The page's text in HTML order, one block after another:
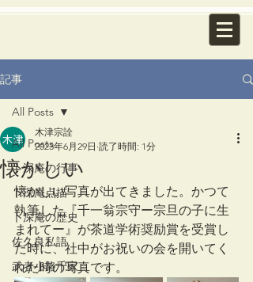
記事
All Posts
卜深庵の行事
卜深庵点描
卜深庵の歴史
佐久良私語
武者小路千家
All Posts
懐かしい
木津宗詮
2023年6月29日 読了時間: 1分
懐かしい写真が出てきました。かつて
執筆した『千一翁宗守ー宗旦の子に生
まれてー』が茶道学術奨励賞を受賞し
た時に、社中がお祝いの会を開いてく
れた時の写真です。